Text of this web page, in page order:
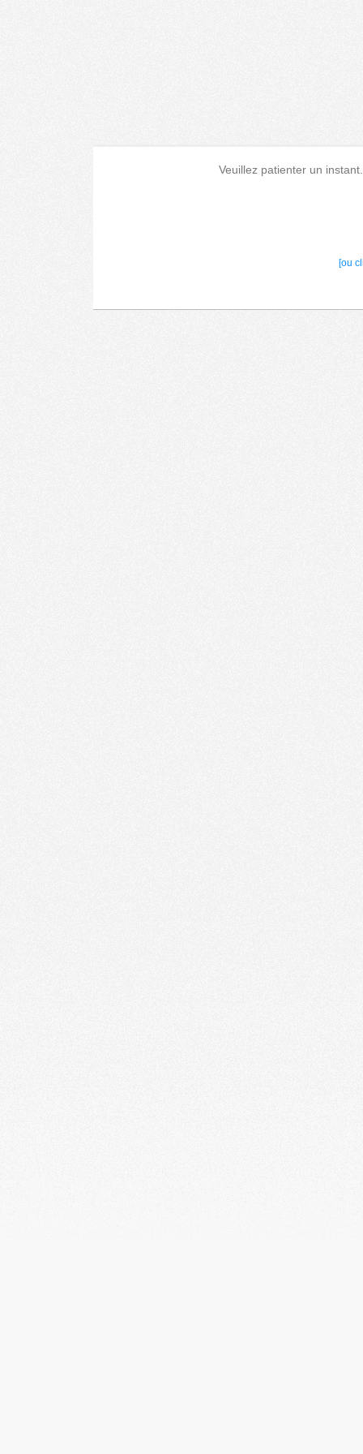
Veuillez patienter un
[ou